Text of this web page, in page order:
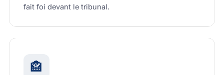
fait foi devant le tribunal.
🏤